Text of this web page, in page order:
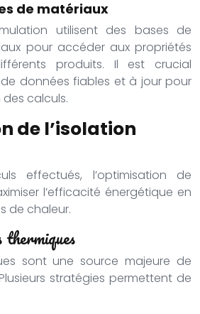
de matériaux
utilisent des bases de
pour accéder aux propriétés
produits. Il est crucial
de données fiables et à jour pour
calculs.
de l’isolation
effectués, l’optimisation de
l’efficacité énergétique en
de chaleur.
thermiques
sont une source majeure de
stratégies permettent de